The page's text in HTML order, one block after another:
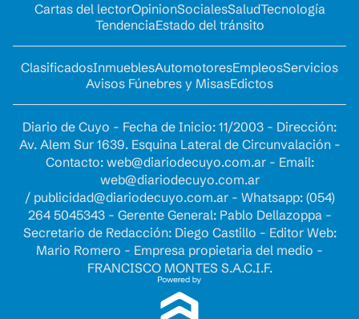
Cartas del lectorOpinionSocialesSaludTecnología
TendenciaEstado del tránsito
ClasificadosInmueblesAutomotoresEmpleosServicios
Avisos Fúnebres y MisasEdictos
Diario de Cuyo - Fecha de Inicio: 11/2003 - Dirección:
Av. Alem Sur 1639. Esquina Lateral de Circunvalación -
Contacto: web@diariodecuyo.com.ar- Email:
web@diariodecuyo.com.ar
/ publicidad@diariodecuyo.com.ar- Whatsapp: (054)
264 5045343 - Gerente General: Pablo Dellazoppa -
Secretario de Redacción: Diego Castillo - Editor Web:
Mario Romero - Empresa propietaria del medio -
FRANCISCO MONTES S.A.C.I.F.